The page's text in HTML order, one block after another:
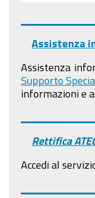
Assistenza
Assistenza
Supporto
informazioni e
Rettifica
Accedi al